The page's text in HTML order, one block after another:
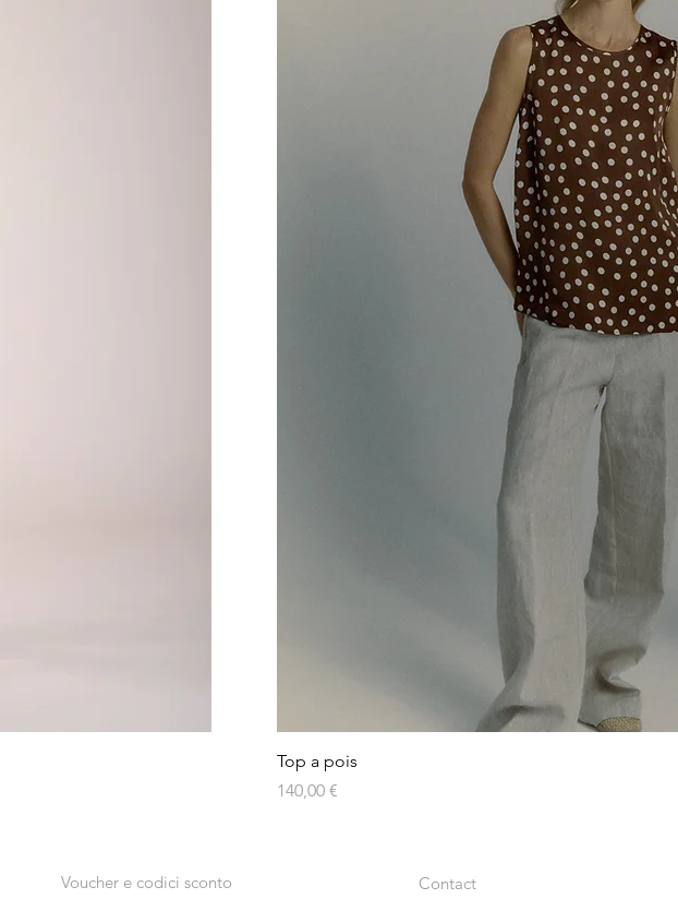
Top a pois
Prezzo
140,00 €
Contact
Voucher e codici sconto